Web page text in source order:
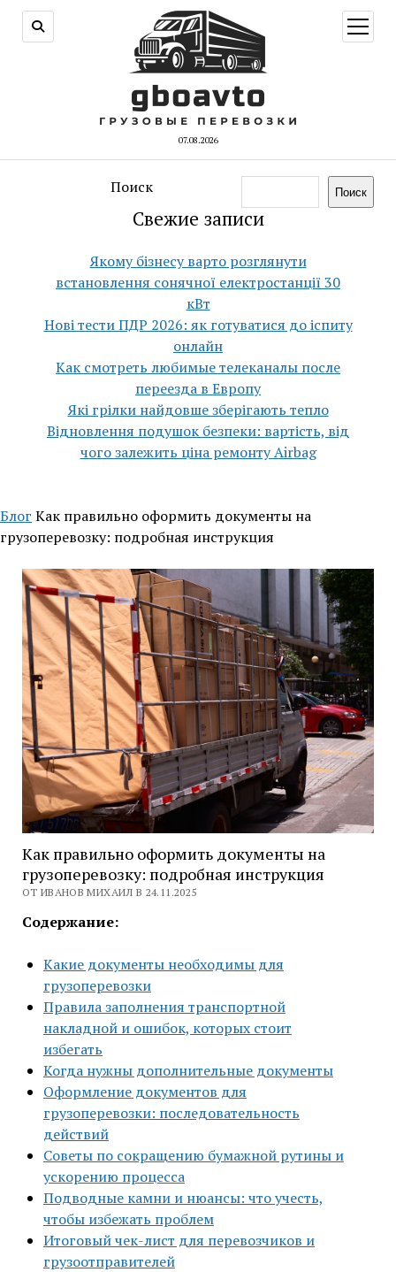
07.08.2026
меню
Поиск Поиск
Свежие записи
Якому бізнесу варто розглянути
встановлення сонячної електростанції 30
кВт
Нові тести ПДР 2026: як готуватися до іспиту
онлайн
Как смотреть любимые телеканалы после
переезда в Европу
Які грілки найдовше зберігають тепло
Відновлення подушок безпеки: вартість, від
чого залежить ціна ремонту Airbag
Блог Как правильно оформить документы на
грузоперевозку: подробная инструкция
Как правильно оформить документы на
грузоперевозку: подробная инструкция
ОТ ИВАНОВ МИХАИЛ В 24.11.2025
Содержание:
Какие документы необходимы для
грузоперевозки
Правила заполнения транспортной
накладной и ошибок, которых стоит
избегать
Когда нужны дополнительные документы
Оформление документов для
грузоперевозки: последовательность
действий
Советы по сокращению бумажной рутины и
ускорению процесса
Подводные камни и нюансы: что учесть,
чтобы избежать проблем
Итоговый чек-лист для перевозчиков и
грузоотправителей